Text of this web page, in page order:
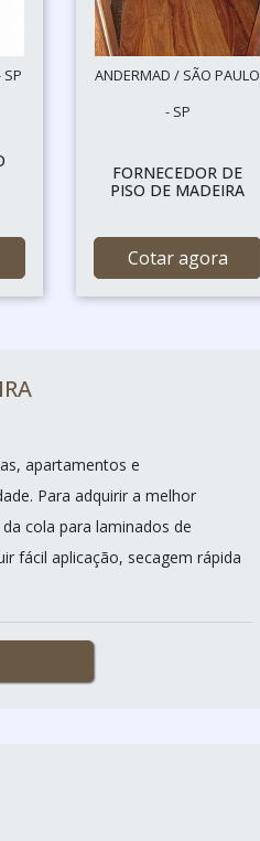
SP
ANDERMAD / SÃO PAULO
- SP
FORNECEDOR DE
PISO DE MADEIRA
Cotar agora
apartamentos e
Para adquirir a melhor
cola para laminados de
fácil aplicação, secagem rápida